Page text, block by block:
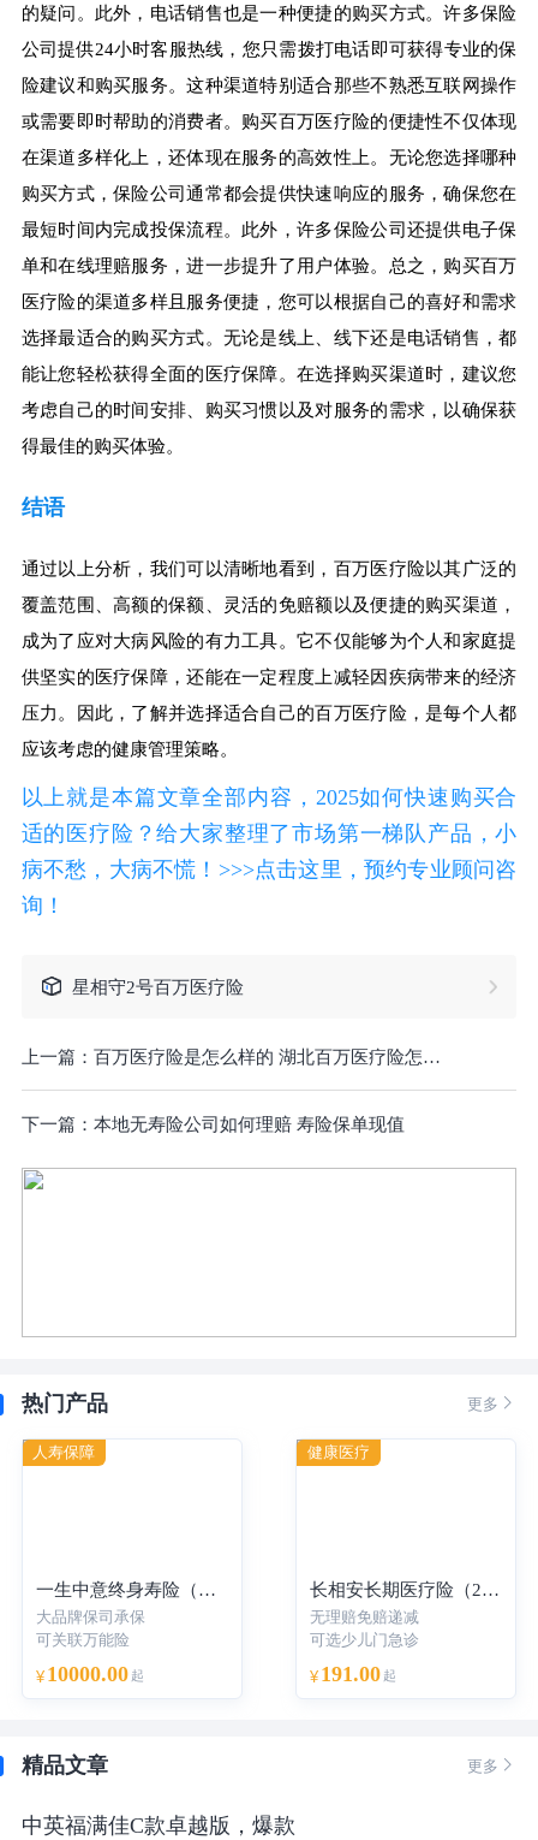
的疑问。此外，电话销售也是一种便捷的购买方式。许多保险
公司提供24小时客服热线，您只需拨打电话即可获得专业的保
险建议和购买服务。这种渠道特别适合那些不熟悉互联网操作
或需要即时帮助的消费者。购买百万医疗险的便捷性不仅体现
在渠道多样化上，还体现在服务的高效性上。无论您选择哪种
购买方式，保险公司通常都会提供快速响应的服务，确保您在
最短时间内完成投保流程。此外，许多保险公司还提供电子保
单和在线理赔服务，进一步提升了用户体验。总之，购买百万
医疗险的渠道多样且服务便捷，您可以根据自己的喜好和需求
选择最适合的购买方式。无论是线上、线下还是电话销售，都
能让您轻松获得全面的医疗保障。在选择购买渠道时，建议您
考虑自己的时间安排、购买习惯以及对服务的需求，以确保获
得最佳的购买体验。
结语
通过以上分析，我们可以清晰地看到，百万医疗险以其广泛的
覆盖范围、高额的保额、灵活的免赔额以及便捷的购买渠道，
成为了应对大病风险的有力工具。它不仅能够为个人和家庭提
供坚实的医疗保障，还能在一定程度上减轻因疾病带来的经济
压力。因此，了解并选择适合自己的百万医疗险，是每个人都
应该考虑的健康管理策略。
以上就是本篇文章全部内容，2025如何快速购买合
适的医疗险？给大家整理了市场第一梯队产品，小
病不愁，大病不慌！>>>点击这里，预约专业顾问咨
询！
星相守2号百万医疗险
上一篇： 百万医疗险是怎么样的 湖北百万医疗险怎么买
下一篇： 本地无寿险公司如何理赔 寿险保单现值
热门产品 更多 
一生中意终身寿险（分红型）-年交
大品牌保司承保
可关联万能险
¥ 10000.00 起
人寿保障
长相安长期医疗险（20年保证续保）—个人版
无理赔免赔递减
可选少儿门急诊
¥ 191.00 起
健康医疗
精品文章 更多 
中英福满佳C款卓越版，爆款